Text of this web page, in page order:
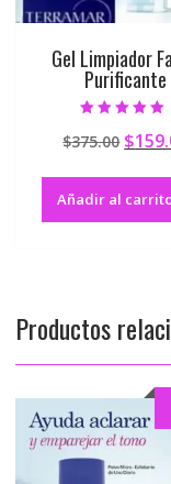
Gel Limpiador
Purificante
5.00
de 5
$375.00 $
Añadir al
Productos